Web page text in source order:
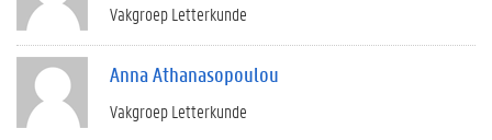
Vakgroep Letterkunde
Anna Athanasopoulou
Vakgroep Letterkunde